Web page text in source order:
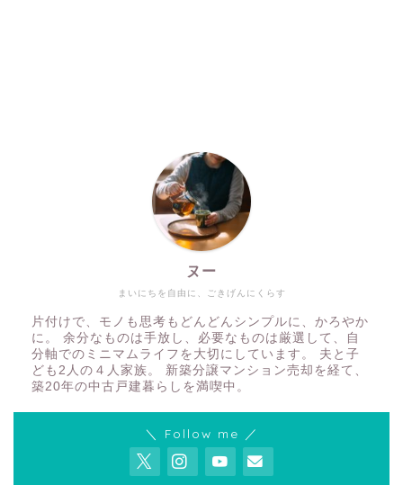
まいにちを自由に、ごきげんにくらす
ヌー
片付けで、モノも思考もどんどんシンプルに、かろやか
に。 余分なものは手放し、必要なものは厳選して、自
分軸でのミニマムライフを大切にしています。 夫と子
ども2人の４人家族。 新築分譲マンション売却を経て、
築20年の中古戸建暮らしを満喫中。
＼ Follow me ／